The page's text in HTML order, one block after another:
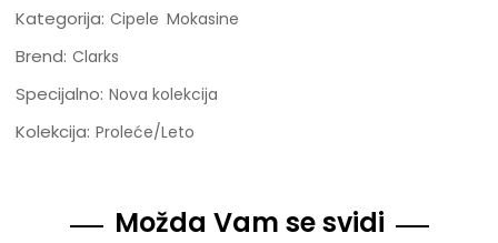
Kategorija: Cipele Mokasine
Brend: Clarks
Specijalno: Nova kolekcija
Kolekcija: Proleće/Leto
Možda Vam se svidi